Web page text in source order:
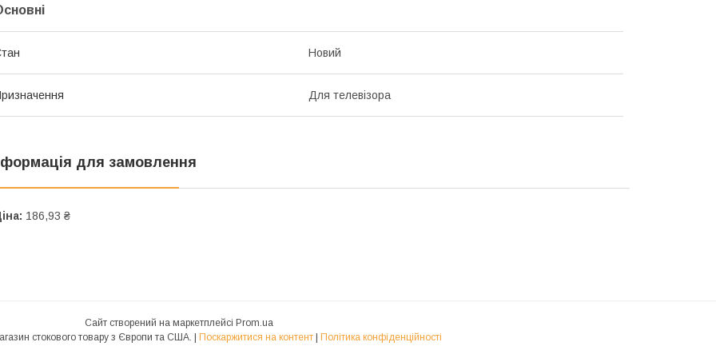
Новий
Для телевізора
для замовлення
186,93 ₴
Сайт створений на маркетплейсі Prom.ua
Поскаржитися на контент Політика конфіденційності